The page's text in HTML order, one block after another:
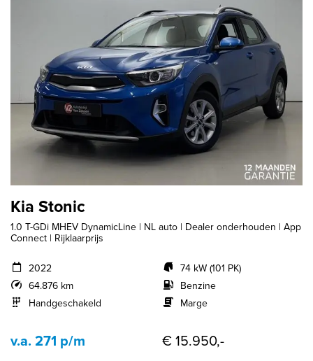
Kia Stonic
1.0 T-GDi MHEV DynamicLine | NL auto | Dealer onderhouden | App
Connect | Rijklaarprijs
2022
64.876 km
Handgeschakeld
74 kW (101 PK)
Benzine
Marge
v.a. 271 p/m € 15.950,-